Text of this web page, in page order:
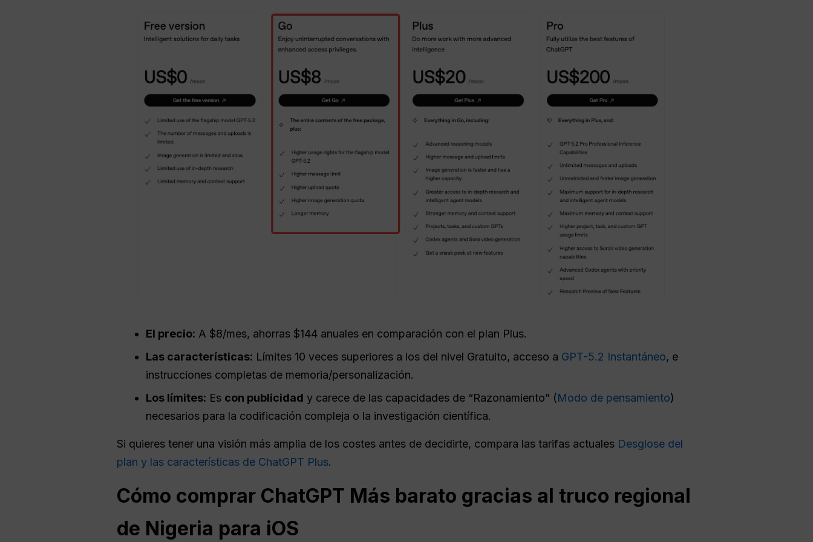
El precio: A $8/mes, ahorras $144 anuales en comparación con el plan Plus.
Las características: Límites 10 veces superiores a los del nivel Gratuito, acceso a GPT-5.2 Instantáneo, e
instrucciones completas de memoria/personalización.
Los límites: Es con publicidad y carece de las capacidades de “Razonamiento” (Modo de pensamiento)
necesarios para la codificación compleja o la investigación científica.
Si quieres tener una visión más amplia de los costes antes de decidirte, compara las tarifas actuales Desglose del
plan y las características de ChatGPT Plus.
Cómo comprar ChatGPT Más barato gracias al truco regional
de Nigeria para iOS